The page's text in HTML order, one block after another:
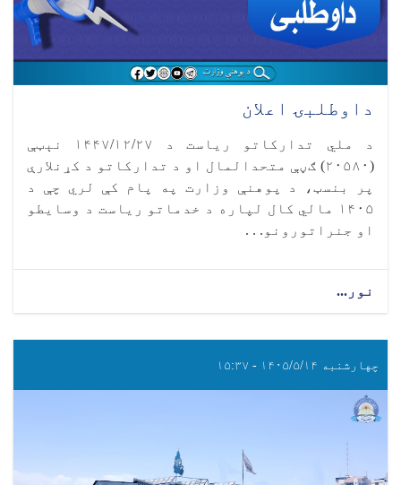
داوطلبۍ اعلان
د ملي تدارکاتو ریاست د ۱۴۴۷/۱۲/۲۷ نېټې
(۲۰۵۸۰) ګڼې متحدالمال او د تدارکاتو د کړنلارې
پر بنسټ، د پوهنې وزارت په پام کې لري چې د
۱۴۰۵ مالي کال لپاره د خدماتو ریاست د وسایطو
او جنراتورونو. . .
نور...
چهارشنبه ۱۴۰۵/۵/۱۴ - ۱۵:۳۷